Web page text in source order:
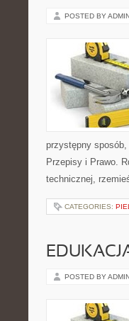
POSTED BY
przystępny
Przepisy i Prawo.
technicznej,
CATEGORIES:
POSTED BY